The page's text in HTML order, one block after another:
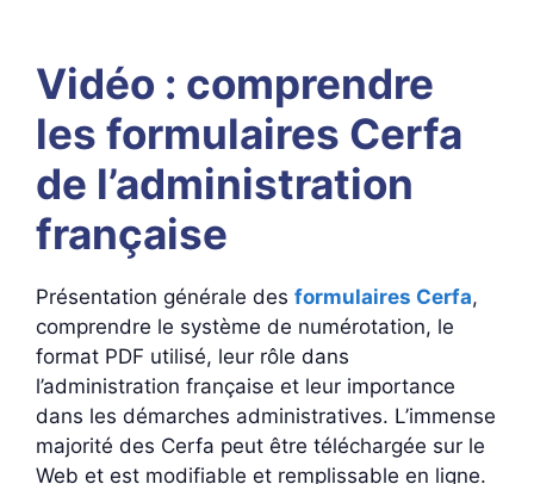
Vidéo : comprendre
les formulaires Cerfa
de l’administration
française
Présentation générale des formulaires Cerfa,
comprendre le système de numérotation, le
format PDF utilisé, leur rôle dans
l’administration française et leur importance
dans les démarches administratives. L’immense
majorité des Cerfa peut être téléchargée sur le
Web et est modifiable et remplissable en ligne.